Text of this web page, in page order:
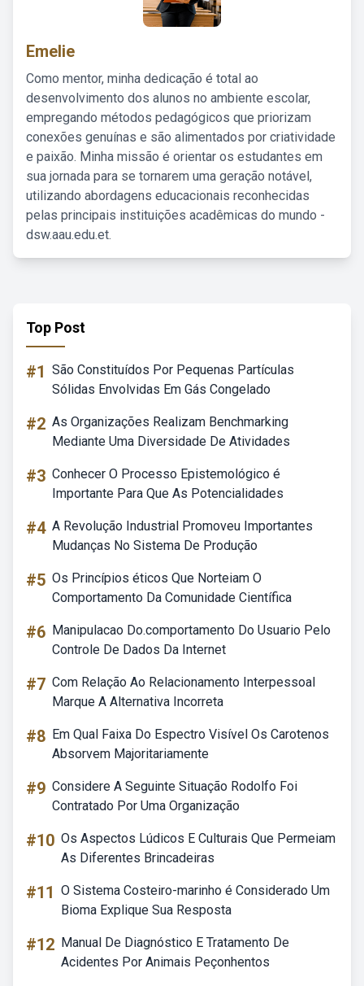
Emelie
Como mentor, minha dedicação é total ao
desenvolvimento dos alunos no ambiente escolar,
empregando métodos pedagógicos que priorizam
conexões genuínas e são alimentados por criatividade
e paixão. Minha missão é orientar os estudantes em
sua jornada para se tornarem uma geração notável,
utilizando abordagens educacionais reconhecidas
pelas principais instituições acadêmicas do mundo -
dsw.aau.edu.et.
Top Post
#1 São Constituídos Por Pequenas Partículas
Sólidas Envolvidas Em Gás Congelado
#2 As Organizações Realizam Benchmarking
Mediante Uma Diversidade De Atividades
#3 Conhecer O Processo Epistemológico é
Importante Para Que As Potencialidades
#4 A Revolução Industrial Promoveu Importantes
Mudanças No Sistema De Produção
#5 Os Princípios éticos Que Norteiam O
Comportamento Da Comunidade Científica
#6 Manipulacao Do.comportamento Do Usuario Pelo
Controle De Dados Da Internet
#7 Com Relação Ao Relacionamento Interpessoal
Marque A Alternativa Incorreta
#8 Em Qual Faixa Do Espectro Visível Os Carotenos
Absorvem Majoritariamente
#9 Considere A Seguinte Situação Rodolfo Foi
Contratado Por Uma Organização
#10 Os Aspectos Lúdicos E Culturais Que Permeiam
As Diferentes Brincadeiras
#11 O Sistema Costeiro-marinho é Considerado Um
Bioma Explique Sua Resposta
#12 Manual De Diagnóstico E Tratamento De
Acidentes Por Animais Peçonhentos